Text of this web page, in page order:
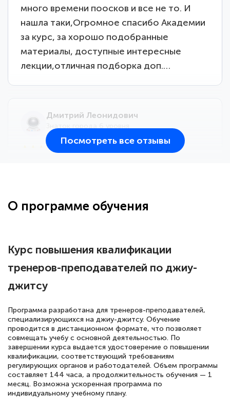
много времени поосков и все не то. И
нашла таки,Огромное спасибо Академии
за курс, за хорошо подобранные
материалы, доступные интересные
лекции,отличная подборка доп.…
Дмитрий Леонидович
большое количество методических
Елена Кравченко
18 марта 2026
Выражаю благодарность за курс
повышения квалификации "Эксперт ЕГЭ по
русскому языку и литературе". Много
полезных материалов помогли
подготовиться к тестированию. Это
Посмотреть все отзывы
О программе обучения
Курс повышения квалификации
тренеров-преподавателей по джиу-
джитсу
Программа разработана для тренеров-преподавателей,
специализирующихся на джиу-джитсу. Обучение
проводится в дистанционном формате, что позволяет
совмещать учебу с основной деятельностью. По
завершении курса выдается удостоверение о повышении
квалификации, соответствующий требованиям
регулирующих органов и работодателей. Объем программы
составляет 144 часа, а продолжительность обучения — 1
месяц. Возможна ускоренная программа по
индивидуальному учебному плану.